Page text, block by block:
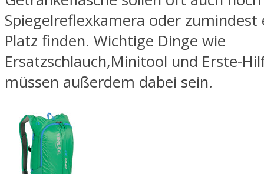
Spiegelreflexkamera oder zumindest
Platz finden. Wichtige Dinge wie
Ersatzschlauch,Minitool und Erste-
müssen außerdem dabei sein.